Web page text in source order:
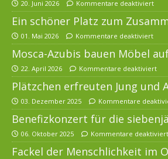
20. Juni 2026 Kommentare deaktiviert
Ein schöner Platz zum
01. Mai 2026 Kommentare deaktiviert
Mosca-Azubis bauen Möbel
22. April 2026 Kommentare deaktiviert
Plätzchen erfreuten Jung und
03. Dezember 2025 Kommentare
Benefizkonzert für die
06. Oktober 2025 Kommentare deaktiviert
Fackel der Menschlichkeit im